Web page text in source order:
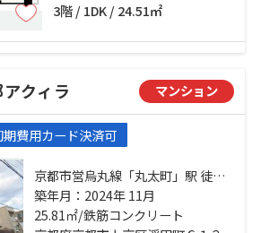
3階 / 1DK / 24.51㎡
クィラ マンション
期費用カード決済可
京都市営烏丸線「丸太町」駅 徒歩
15分 山陰本線「二条」駅 徒歩21分
京都地下鉄東西線「二条」駅 徒歩
築年月：2024年 11月
25.81㎡/鉄筋コンクリート